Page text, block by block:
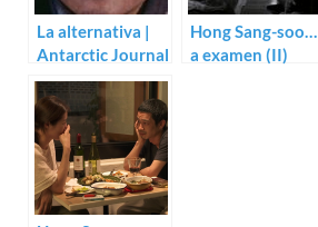
La alternativa |
Antarctic Journal
(Yim Pil-sung)
Hong Sang-soo…
a examen (II)